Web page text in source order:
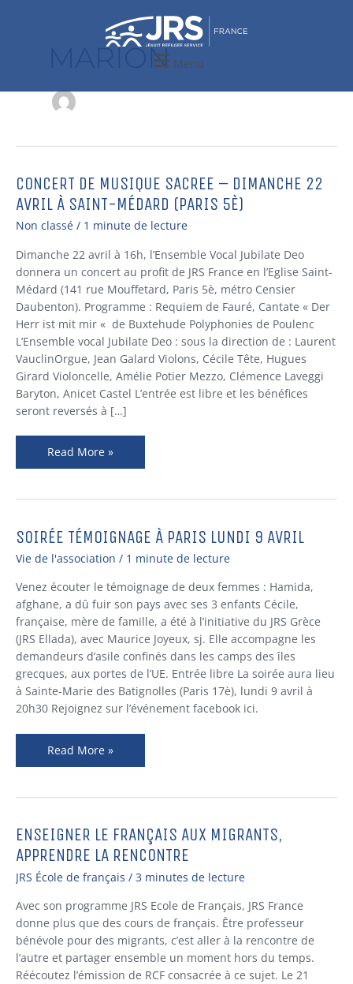
Menu
MARION
CONCERT DE MUSIQUE SACREE – DIMANCHE 22
AVRIL À SAINT-MÉDARD (PARIS 5È)
Non classé / 1 minute de lecture
Dimanche 22 avril à 16h, l’Ensemble Vocal Jubilate Deo
donnera un concert au profit de JRS France en l’Eglise Saint-
Médard (141 rue Mouffetard, Paris 5è, métro Censier
Daubenton). Programme : Requiem de Fauré, Cantate « Der
Herr ist mit mir « de Buxtehude Polyphonies de Poulenc
L’Ensemble vocal Jubilate Deo : sous la direction de : Laurent
VauclinOrgue, Jean Galard Violons, Cécile Tête, Hugues
Girard Violoncelle, Amélie Potier Mezzo, Clémence Laveggi
Baryton, Anicet Castel L’entrée est libre et les bénéfices
seront reversés à […]
CONCERT
DE
SACREE
–
Dimanche
22
avril
à
Saint-
Médard
(Paris
5è)
Read More »
SOIRÉE TÉMOIGNAGE À PARIS LUNDI 9 AVRIL
Vie de l'association / 1 minute de lecture
Venez écouter le témoignage de deux femmes : Hamida,
afghane, a dû fuir son pays avec ses 3 enfants Cécile,
française, mère de famille, a été à l’initiative du JRS Grèce
(JRS Ellada), avec Maurice Joyeux, sj. Elle accompagne les
demandeurs d’asile confinés dans les camps des îles
grecques, aux portes de l’UE. Entrée libre La soirée aura lieu
à Sainte-Marie des Batignolles (Paris 17è), lundi 9 avril à
20h30 Rejoignez sur l’événement facebook ici.
Soirée
témoignage
Paris
lundi
9
avril
Read More »
ENSEIGNER LE FRANÇAIS AUX MIGRANTS,
APPRENDRE LA RENCONTRE
JRS École de français / 3 minutes de lecture
Avec son programme JRS Ecole de Français, JRS France
donne plus que des cours de français. Être professeur
bénévole pour des migrants, c’est aller à la rencontre de
l’autre et partager ensemble un moment hors du temps.
Réécoutez l’émission de RCF consacrée à ce sujet. Le 21
Enseigner
le
aux
migrants,
apprendre
la
rencontre